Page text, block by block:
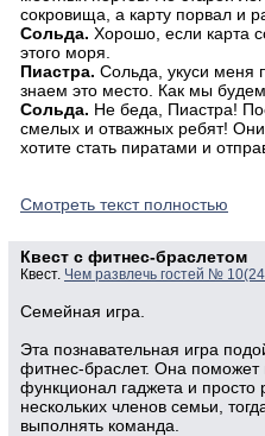
сокровища, а карту порвал и
Сольда. Хорошо, если карта
этого моря.
Пиастра. Сольда, укуси меня
знаем это место. Как мы
Сольда. Не беда, Пиастра!
смелых и отважных ребят!
хотите стать пиратами и
Смотреть текст полностью
Квест с фитнес-браслетом
Квест. Чем развлечь гостей №
Семейная игра.
Эта познавательная игра
фитнес-браслет. Она поможет
функционал гаджета и просто
нескольких членов семьи,
выполнять команда.